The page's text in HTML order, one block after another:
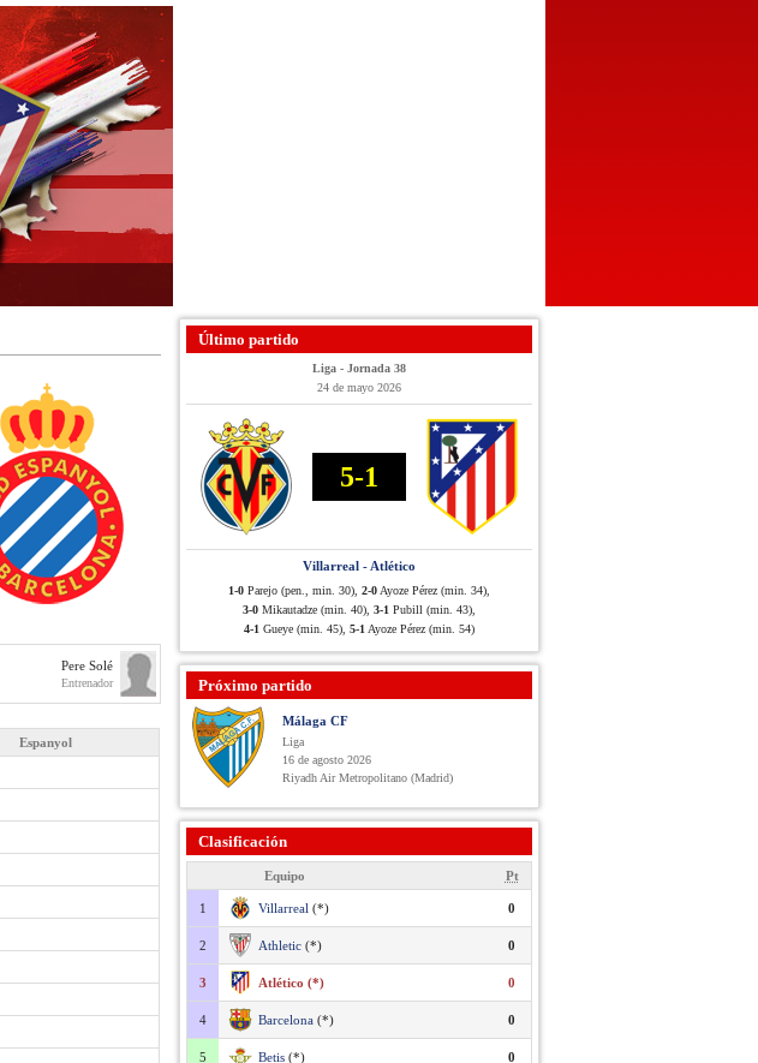
Pere Solé
Entrenador
Espanyol
Último partido
Liga - Jornada 38
24 de mayo 2026
5-1
Villarreal - Atlético
1-0 Parejo (pen., min. 30), 2-0 Ayoze Pérez (min. 34),
3-0 Mikautadze (min. 40), 3-1 Pubill (min. 43),
4-1 Gueye (min. 45), 5-1 Ayoze Pérez (min. 54)
Próximo partido
Málaga CF
Liga
16 de agosto 2026
Riyadh Air Metropolitano (Madrid)
Clasificación
Equipo Pt
1 Villarreal (*) 0
2 Athletic (*) 0
3 Atlético (*) 0
4 Barcelona (*) 0
5 Betis (*) 0